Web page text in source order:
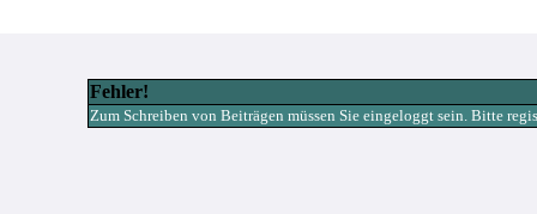
Fehler!
Zum Schreiben von Beiträgen müssen Sie eingeloggt sein. Bitte